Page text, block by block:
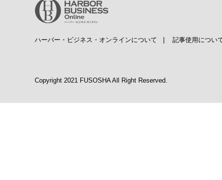
ハーバー・ビジネス・オンラインについて 記事使用につい
Copyright 2021 FUSOSHA All Right Reserved.